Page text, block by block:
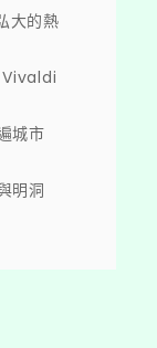
大的熱
Vivaldi
城市
明洞